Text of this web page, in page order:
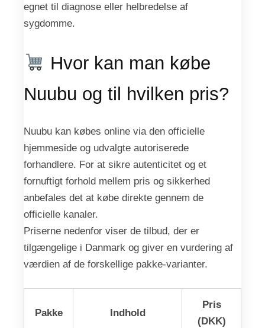
egnet til diagnose eller helbredelse af
sygdomme.
Hvor kan man købe
Nuubu og til hvilken pris?
Nuubu kan købes online via den officielle
hjemmeside og udvalgte autoriserede
forhandlere. For at sikre autenticitet og et
fornuftigt forhold mellem pris og sikkerhed
anbefales det at købe direkte gennem de
officielle kanaler.
Priserne nedenfor viser de tilbud, der er
tilgængelige i Danmark og giver en vurdering af
værdien af de forskellige pakke-varianter.
Pakke Indhold
Pris
(DKK)